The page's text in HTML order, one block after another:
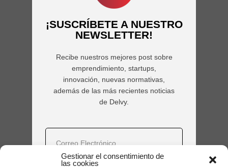
Gestionar el consentimiento de
las cookies
¡SUSCRÍBETE A NUESTRO
NEWSLETTER!
Recibe nuestros mejores post sobre
emprendimiento, startups,
innovación, nuevas normativas,
además de las más recientes noticias
de Delvy.